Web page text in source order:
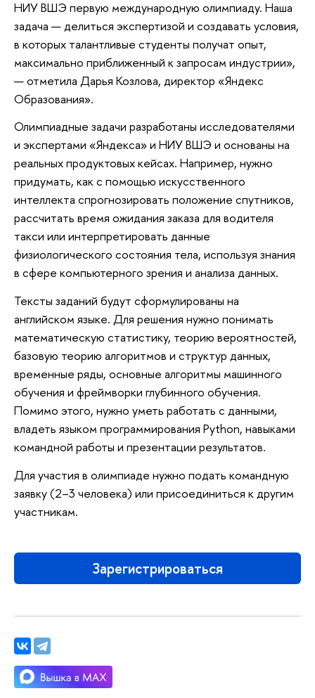
НИУ ВШЭ первую международную олимпиаду. Наша
задача — делиться экспертизой и создавать условия,
в которых талантливые студенты получат опыт,
максимально приближенный к запросам индустрии»,
— отметила Дарья Козлова, директор «Яндекс
Образования».
Олимпиадные задачи разработаны исследователями
и экспертами «Яндекса» и НИУ ВШЭ и основаны на
реальных продуктовых кейсах. Например, нужно
придумать, как с помощью искусственного
интеллекта спрогнозировать положение спутников,
рассчитать время ожидания заказа для водителя
такси или интерпретировать данные
физиологического состояния тела, используя знания
в сфере компьютерного зрения и анализа данных.
Тексты заданий будут сформулированы на
английском языке. Для решения нужно понимать
математическую статистику, теорию вероятностей,
базовую теорию алгоритмов и структур данных,
временные ряды, основные алгоритмы машинного
обучения и фреймворки глубинного обучения.
Помимо этого, нужно уметь работать с данными,
владеть языком программирования Python, навыками
командной работы и презентации результатов.
Для участия в олимпиаде нужно подать командную
заявку (2–3 человека) или присоединиться к другим
участникам.
Зарегистрироваться